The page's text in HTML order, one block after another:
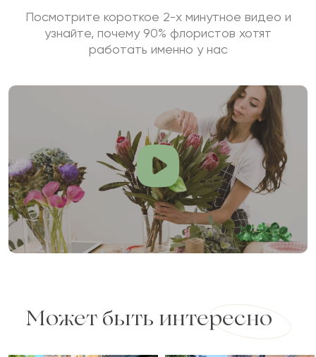
Посмотрите короткое 2-х минутное видео и
узнайте, почему 90% флористов хотят
работать именно у нас
Может быть интересно